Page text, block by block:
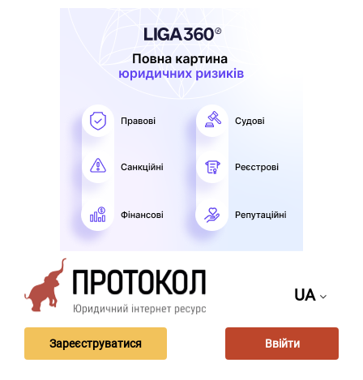
UA
Зареєструватися Ввійти